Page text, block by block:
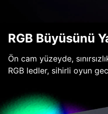
RGB Büyüsünü
Ön cam yüzeyde,
RGB ledler, sihirli oyun